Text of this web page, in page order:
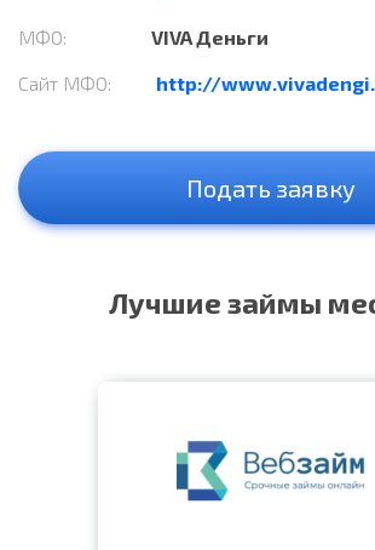
МФО:
VIVA Деньги
Сайт МФО:
http://
Подать заявку
Лучшие займы